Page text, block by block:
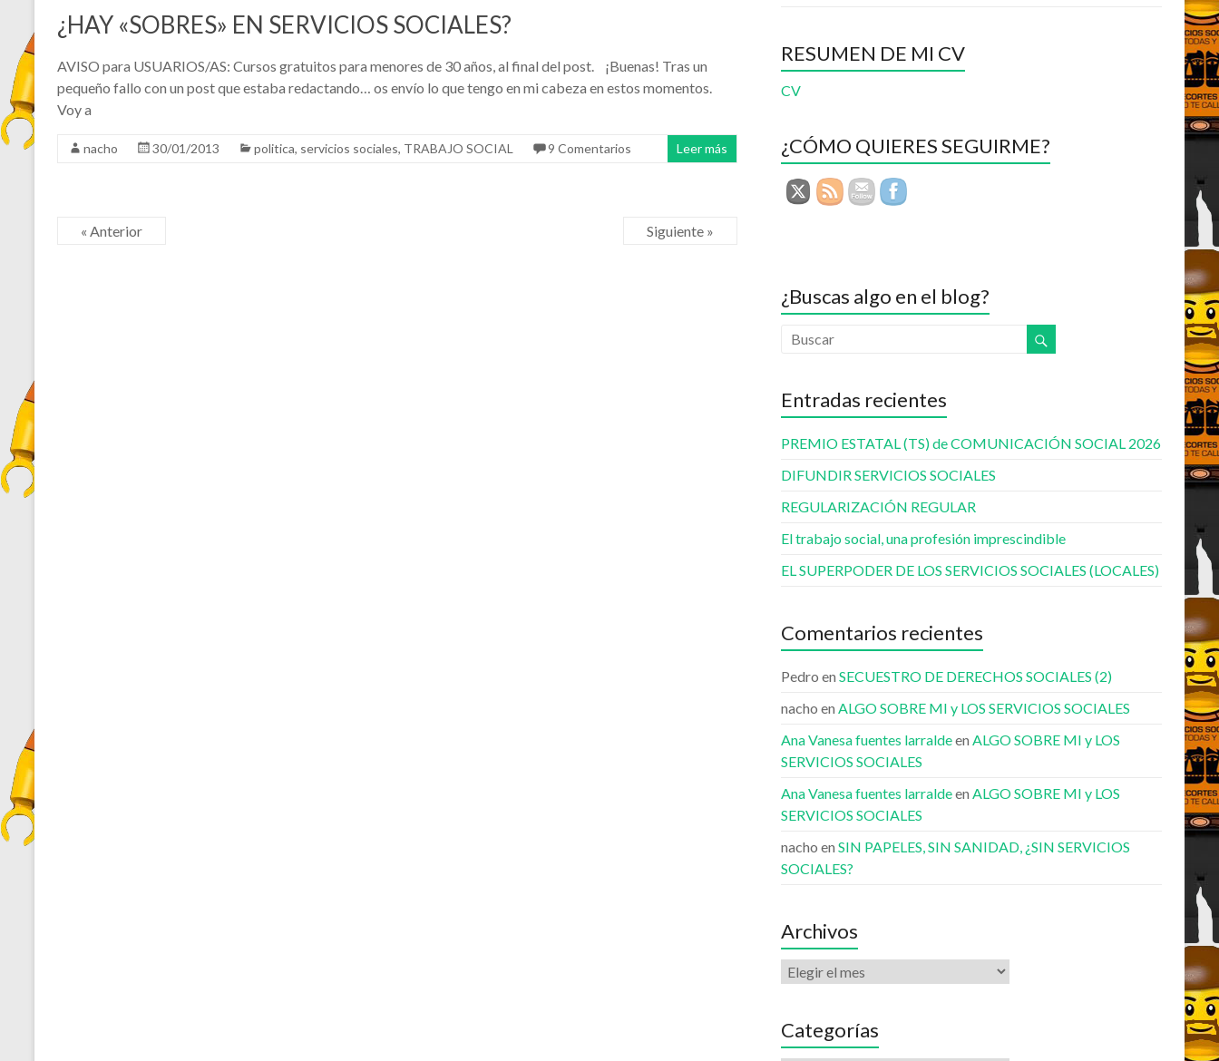
¿HAY «SOBRES» EN SERVICIOS SOCIALES?
AVISO para USUARIOS/AS: Cursos gratuitos para menores de 30 años, al final del post. ¡Buenas! Tras un
pequeño fallo con un post que estaba redactando… os envío lo que tengo en mi cabeza en estos momentos.
Voy a
nacho 30/01/2013 politica, servicios sociales, TRABAJO SOCIAL 9 Comentarios Leer más
« Anterior Siguiente »
RESUMEN DE MI CV
CV
¿CÓMO QUIERES SEGUIRME?
¿Buscas algo en el blog?
Entradas recientes
PREMIO ESTATAL (TS) de COMUNICACIÓN SOCIAL 2026
DIFUNDIR SERVICIOS SOCIALES
REGULARIZACIÓN REGULAR
El trabajo social, una profesión imprescindible
EL SUPERPODER DE LOS SERVICIOS SOCIALES (LOCALES)
Comentarios recientes
Pedro en SECUESTRO DE DERECHOS SOCIALES (2)
nacho en ALGO SOBRE MI y LOS SERVICIOS SOCIALES
Ana Vanesa fuentes larraldeen ALGO SOBRE MI y LOS
SERVICIOS SOCIALES
Ana Vanesa fuentes larraldeen ALGO SOBRE MI y LOS
SERVICIOS SOCIALES
nacho en SIN PAPELES, SIN SANIDAD, ¿SIN SERVICIOS
SOCIALES?
Archivos
Categorías